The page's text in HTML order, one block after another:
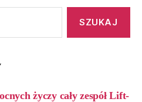
życzy cały zespół Lift-